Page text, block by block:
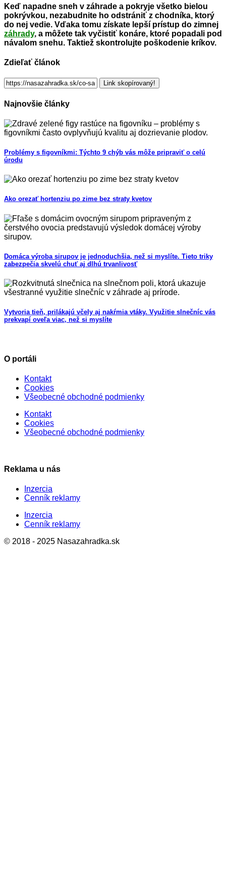
Keď napadne sneh v záhrade a pokryje všetko bielou
pokrývkou, nezabudnite ho odstrániť z chodníka, ktorý
do nej vedie. Vďaka tomu získate lepší prístup do zimnej
záhrady, a môžete tak vyčistiť konáre, ktoré popadali pod
návalom snehu. Taktiež skontrolujte poškodenie kríkov.
Zdieľať článok
Link skopírovaný!
Najnovšie články
Problémy s figovníkmi: Týchto 9 chýb vás môže pripraviť o celú
úrodu
Ako orezať hortenziu po zime bez straty kvetov
Domáca výroba sirupov je jednoduchšia, než si myslíte. Tieto triky
zabezpečia skvelú chuť aj dlhú trvanlivosť
Vytvoria tieň, prilákajú včely aj nakŕmia vtáky. Využitie slnečníc vás
prekvapí oveľa viac, než si myslíte
O portáli
Kontakt
Cookies
Všeobecné obchodné podmienky
Kontakt
Cookies
Všeobecné obchodné podmienky
Reklama u nás
Inzercia
Cenník reklamy
Inzercia
Cenník reklamy
© 2018 - 2025 Nasazahradka.sk